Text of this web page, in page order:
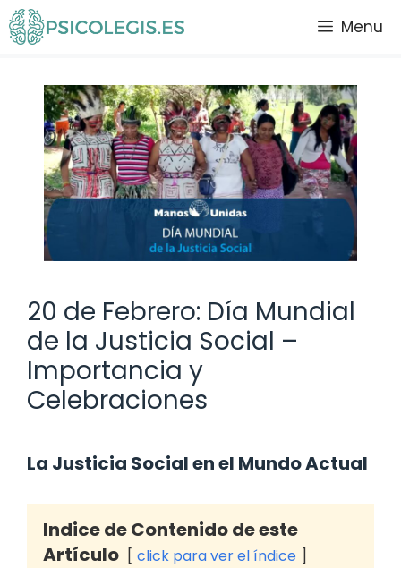
Saltar
al
Menu
20 de Febrero: Día Mundial
de la Justicia Social –
Importancia y
Celebraciones
La Justicia Social en el Mundo Actual
Indice de Contenido de este
Artículo
click para ver el índice